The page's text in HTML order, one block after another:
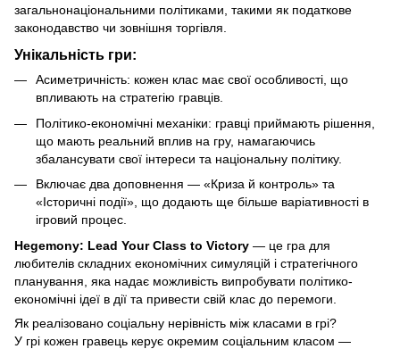
загальнонаціональними політиками, такими як податкове
законодавство чи зовнішня торгівля.
Унікальність гри:
Асиметричність: кожен клас має свої особливості, що
впливають на стратегію гравців.
Політико-економічні механіки: гравці приймають рішення,
що мають реальний вплив на гру, намагаючись
збалансувати свої інтереси та національну політику.
Включає два доповнення — «Криза й контроль» та
«Історичні події», що додають ще більше варіативності в
ігровий процес.
Hegemony: Lead Your Class to Victory — це гра для
любителів складних економічних симуляцій і стратегічного
планування, яка надає можливість випробувати політико-
економічні ідеї в дії та привести свій клас до перемоги.
Як реалізовано соціальну нерівність між класами в грі?
У грі кожен гравець керує окремим соціальним класом —